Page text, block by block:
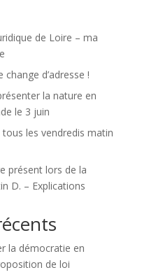
de Loire – ma
d’adresse !
la nature en
le 3 juin
les vendredis matin
présent lors de la
D. – Explications
la démocratie en
de loi